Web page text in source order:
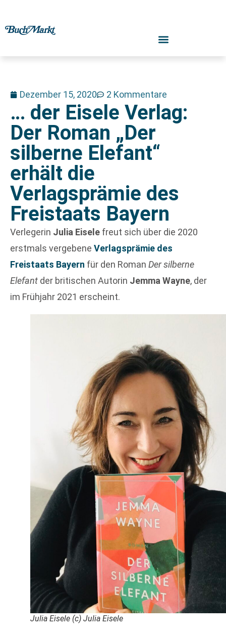
Dezember 15, 2020 2 Kommentare
… der Eisele Verlag:
Der Roman „Der
silberne Elefant“
erhält die
Verlagsprämie des
Freistaats Bayern
Verlegerin Julia Eisele freut sich über die 2020
erstmals vergebene Verlagsprämie des
Freistaats Bayern für den Roman Der silberne
Elefant der britischen Autorin Jemma Wayne, der
im Frühjahr 2021 erscheint.
Julia Eisele (c) Julia Eisele